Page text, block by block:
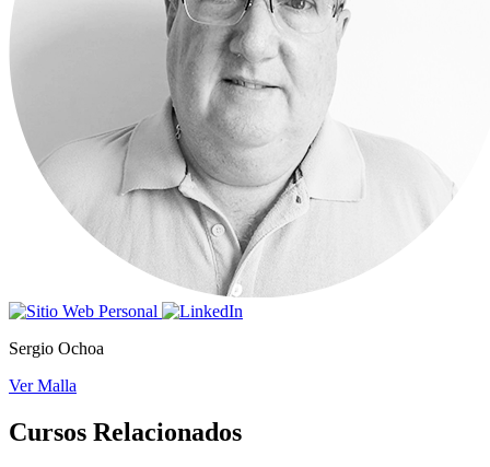
Sergio Ochoa
Ver Malla
Cursos Relacionados